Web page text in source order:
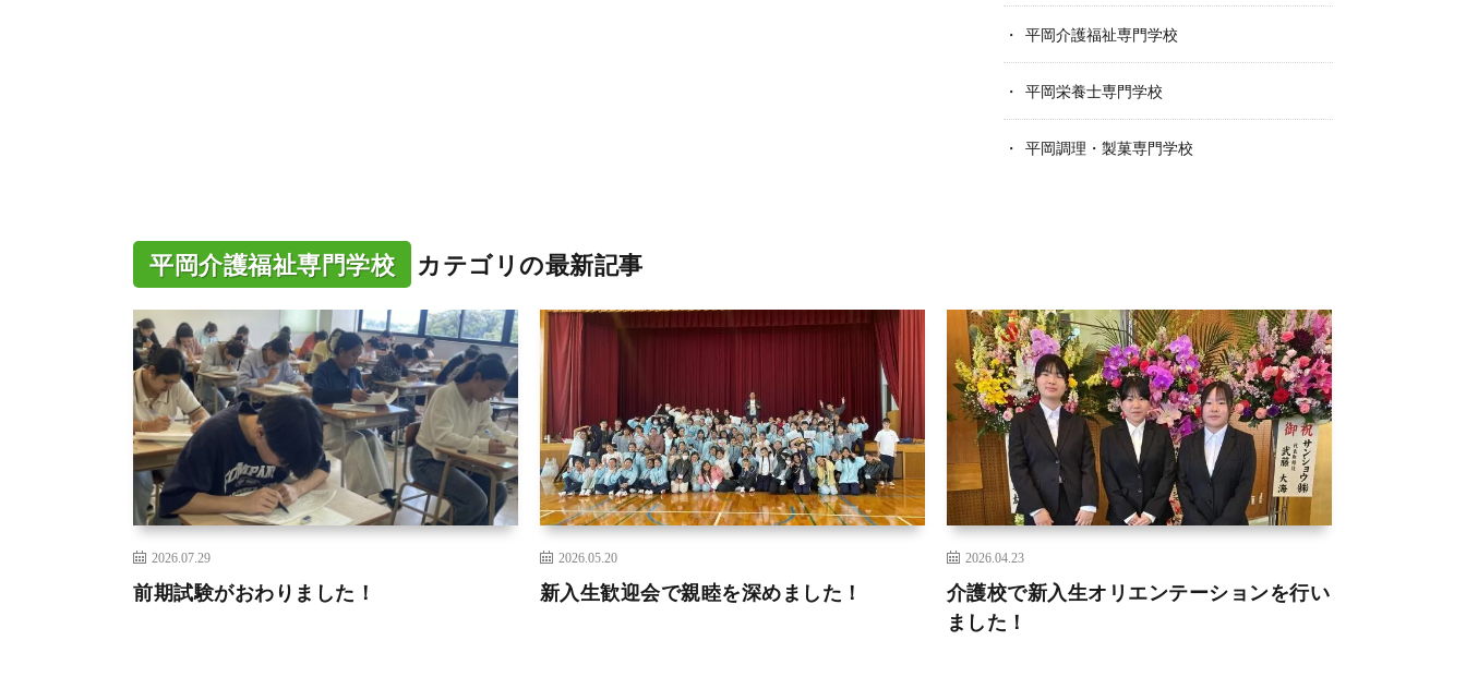
平岡介護福祉専門学校
平岡栄養士専門学校
平岡調理・製菓専門学校
平岡介護福祉専門学校 カテゴリの最新記事
2026.07.29
前期試験がおわりました！
2026.05.20
新入生歓迎会で親睦を深めました！
2026.04.23
介護校で新入生オリエンテーションを行い
ました！